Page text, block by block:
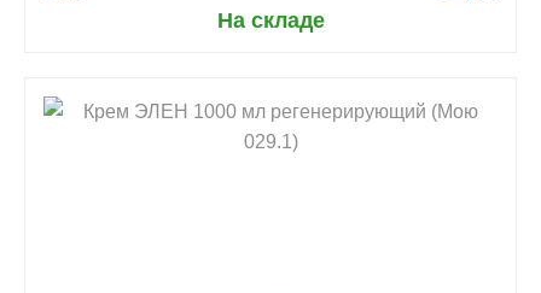
На складе
shopping_cart В КОРЗИНУ